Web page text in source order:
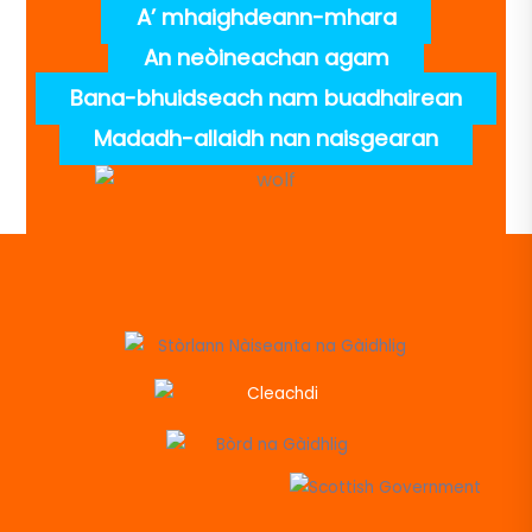
A’ mhaighdeann-mhara
An neòineachan agam
Bana-bhuidseach nam buadhairean
Madadh-allaidh nan naisgearan